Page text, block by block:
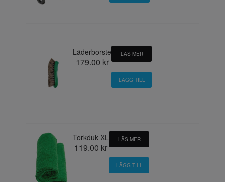
Läderborste
179.00 kr
LÄS MER
Torkduk XL
119.00 kr
LÄS MER